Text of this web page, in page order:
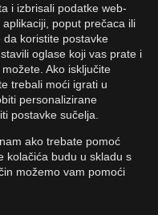
i izbrisali podatke web-
poput prečaca ili
koristite postavke
oglase koji vas prate i
Ako isključite
trebali moći igrati u
personalizirane
postavke sučelja.
ako trebate pomoć
kolačića budu u skladu s
možemo vam pomoći